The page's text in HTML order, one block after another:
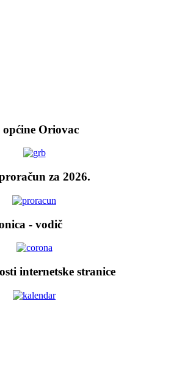
Oriovac
za 2026.
- vodič
internetske stranice